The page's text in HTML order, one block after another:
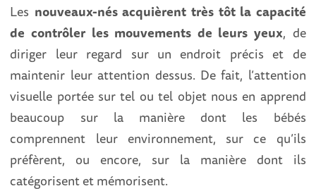
Les nouveaux-nés acquièrent très tôt la capacité
de contrôler les mouvements de leurs yeux, de
diriger leur regard sur un endroit précis et de
maintenir leur attention dessus. De fait, l’attention
visuelle portée sur tel ou tel objet nous en apprend
beaucoup sur la manière dont les bébés
comprennent leur environnement, sur ce qu’ils
préfèrent, ou encore, sur la manière dont ils
catégorisent et mémorisent.